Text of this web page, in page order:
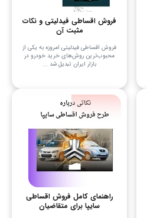
فروش اقساطی فیدلیتی و نکات
مثبت آن
فروش اقساطی فیدلیتی امروزه به یکی از
محبوب‌ترین روش‌های خرید خودرو در
بازار ایران تبدیل شد ...
راهنمای کامل فروش اقساطی
سایپا برای متقاضیان